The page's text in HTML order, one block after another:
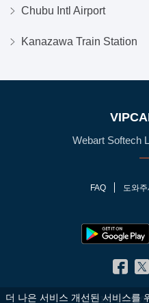
Chubu Intl Airport
Kanazawa Train Station
Webart Softech
FAQ 도와
© 2010 - 2026
더 나은 서비스 개선된 서비스를